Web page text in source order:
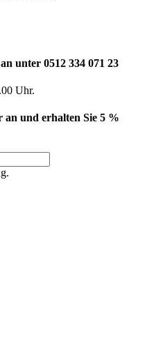
unter 0512 334 071 23
Uhr.
an und erhalten Sie 5 %